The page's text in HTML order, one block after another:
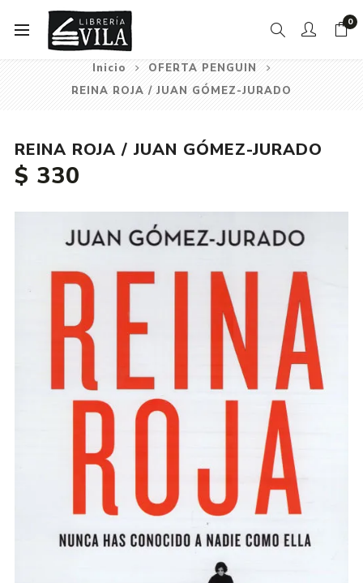
0
Inicio
OFERTA PENGUIN
REINA ROJA / JUAN GÓMEZ-JURADO
REINA ROJA / JUAN GÓMEZ-JURADO
$ 330